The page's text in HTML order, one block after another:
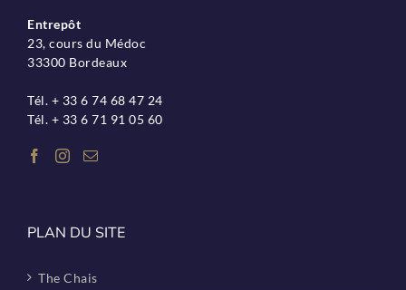
Entrepôt
23, cours du Médoc
33300 Bordeaux
Tél. + 33 6 74 68 47 24
Tél. + 33 6 71 91 05 60
PLAN DU SITE
The Chais